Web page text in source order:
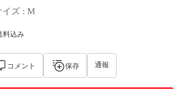
イズ : M
料込み
コメント 保存 通報